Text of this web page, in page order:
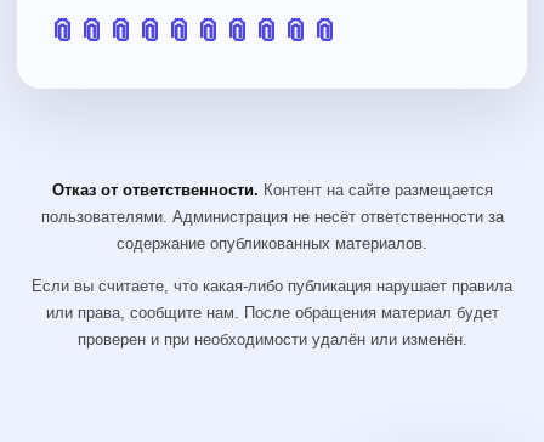
📎 📎 📎 📎 📎 📎 📎 📎 📎 📎
Отказ от ответственности. Контент на сайте размещается
пользователями. Администрация не несёт ответственности за
содержание опубликованных материалов.
Если вы считаете, что какая-либо публикация нарушает правила
или права, сообщите нам. После обращения материал будет
проверен и при необходимости удалён или изменён.